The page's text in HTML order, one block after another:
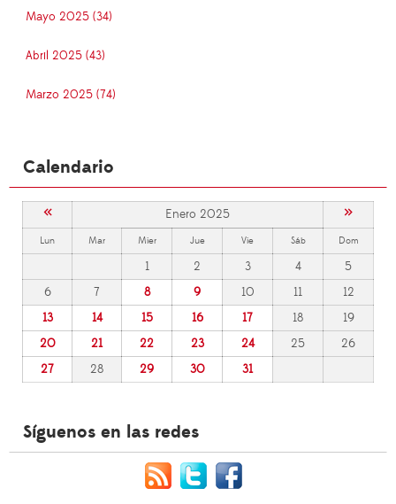
Mayo 2025 (34)
Abril 2025 (43)
Marzo 2025 (74)
Calendario
« Enero 2025 »
Lun Mar Mier Jue Vie Sáb Dom
1 2 3 4
5
6
7 8 9 10 11
12
13
14 15 16 17 18
19
20
21 22 23 24 25
26
27
28 29 30 31
Síguenos en las redes